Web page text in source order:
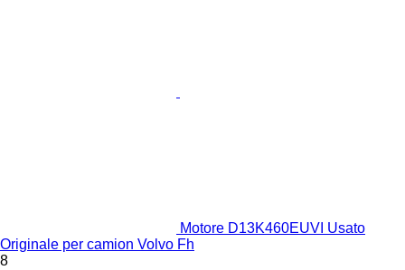
Motore D13K460EUVI Usato
Originale per camion Volvo Fh
8